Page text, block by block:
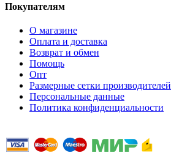
Покупателям
О магазине
Оплата и доставка
Возврат и обмен
Помощь
Опт
Размерные сетки производителей
Персональные данные
Политика конфиденциальности